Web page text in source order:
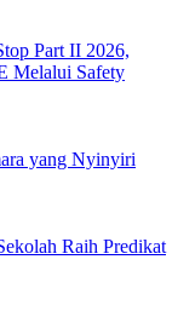
Part II 2026,
Melalui Safety
yang Nyinyiri
Raih Predikat